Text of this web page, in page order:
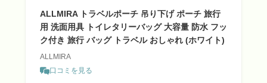
ALLMIRA トラベルポーチ 吊り下げ ポーチ 旅行
用 洗面用具 トイレタリーバッグ 大容量 防水 フッ
ク付き 旅行 バッグ トラベル おしゃれ (ホワイト)
ALLMIRA
口コミを見る